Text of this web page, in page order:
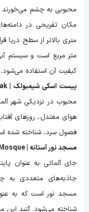
محبوبی به چشم
متر مربع است و سیستم
کیفیت آن استفاده می‌شود.
پیست اسکی شیمبولک | Shymbulak:
محبوب در نزدیکی شهر
هوای معتدل، روزهای
فصول سرد، شناخته شده
مسجد نور آستانه | Nur-Astana Mosque:
جای آلماتی به عنوان
جاذبه‌های متعددی به
مسجد نور است که به